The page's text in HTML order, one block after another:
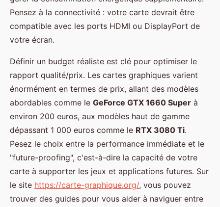
Pensez à la connectivité : votre carte devrait être
compatible avec les ports HDMI ou DisplayPort de
votre écran.
Définir un budget réaliste est clé pour optimiser le
rapport qualité/prix. Les cartes graphiques varient
énormément en termes de prix, allant des modèles
abordables comme le GeForce GTX 1660 Super à
environ 200 euros, aux modèles haut de gamme
dépassant 1 000 euros comme le RTX 3080 Ti.
Pesez le choix entre la performance immédiate et le
"future-proofing", c'est-à-dire la capacité de votre
carte à supporter les jeux et applications futures. Sur
le site https://carte-graphique.org/, vous pouvez
trouver des guides pour vous aider à naviguer entre